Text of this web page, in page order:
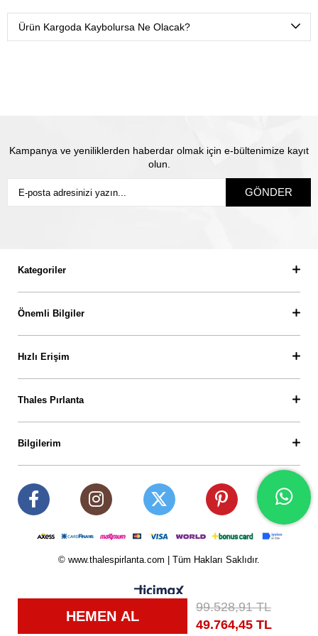
99.528,91 TL
49.764,45 TL
olduğunuz isme teslim olacak şekilde sigortalı olarak
gönderiyoruz.
Ürün Kargoda Kaybolursa Ne Olacak?
Kampanya ve yeniliklerden haberdar olmak için e-bültenimize kayıt
olun.
GÖNDER
Kategoriler
Önemli Bilgiler
Hızlı Erişim
Thales Pırlanta
Bilgilerim
© www.thalespirlanta.com | Tüm Hakları Saklıdır.